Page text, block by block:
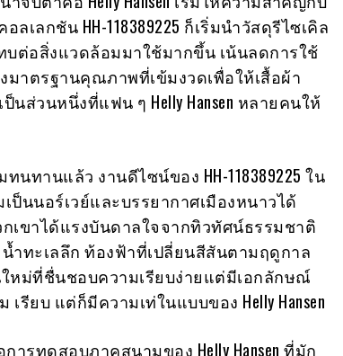
เลกชัน HH-118389225 ก็เริ่มนำวัสดุรีไซเคิล
ต่อสิ่งแวดล้อมมาใช้มากขึ้น เน้นลดการใช้
มาตรฐานคุณภาพที่เข้มงวดเพื่อให้เสื้อผ้า
ส่วนหนึ่งที่แฟน ๆ Helly Hansen หลายคนให้
นทานแล้ว งานดีไซน์ของ HH-118389225 ใน
ป็นนอร์เวย์และบรรยากาศเมืองหนาวได้
เขาได้แรงบันดาลใจจากทิวทัศน์ธรรมชาติ
ำทะเลลึก ท้องฟ้าที่เปลี่ยนสีสันตามฤดูกาล
หม่ที่ชื่นชอบความเรียบง่ายแต่มีเอกลักษณ์
รียบ แต่ก็มีความเท่ในแบบของ Helly Hansen
รทดสอบภาคสนามของ Helly Hansen ที่มัก